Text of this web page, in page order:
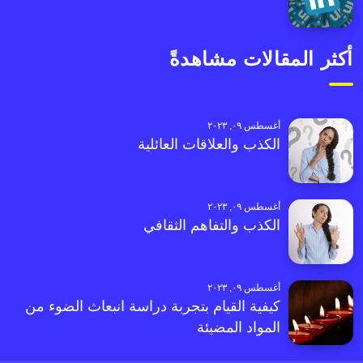
أكثر المقالات مشاهدةً
أغسطس ٠٩, ٢٠٢٣
الكذب والعلاقات العائلية
أغسطس ٠٩, ٢٠٢٣
الكذب والتفاهم الثقافي
أغسطس ٠٩, ٢٠٢٣
كيفية القيام بتجربة دراسة انبعاث الضوء من
المواد المضيئة